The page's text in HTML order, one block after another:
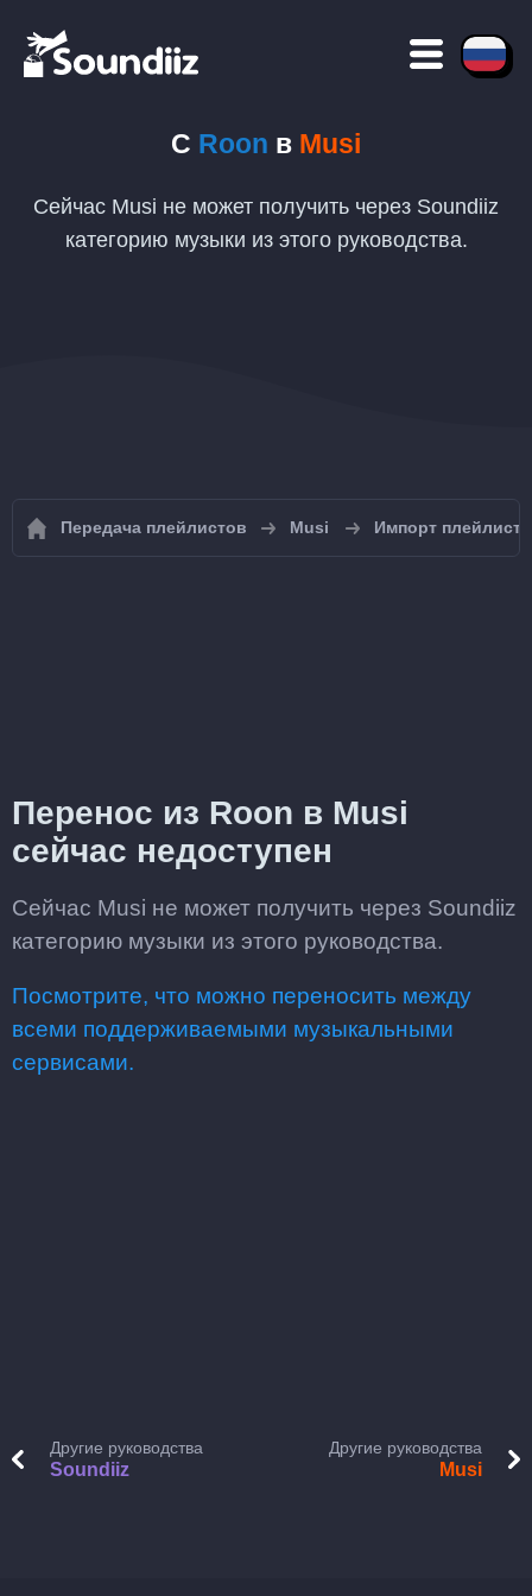
С Roon в Musi
Сейчас Musi не может получить через Soundiiz
категорию музыки из этого руководства.
Передача плейлистов Musi Импорт
Перенос из Roon в Musi
сейчас недоступен
Сейчас Musi не может получить через Soundiiz
категорию музыки из этого руководства.
Посмотрите, что можно переносить между
всеми поддерживаемыми музыкальными
сервисами.
Другие руководства
Soundiiz
Другие руководства
Musi